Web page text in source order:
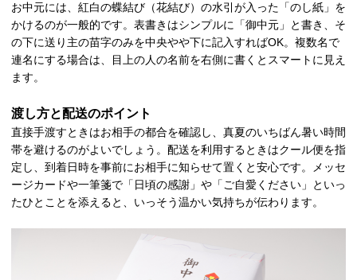
お中元には、紅白の蝶結び（花結び）の水引が入った「のし紙」を
かけるのが一般的です。表書きはシンプルに「御中元」と書き、そ
の下に送り主の苗字のみを中央やや下に記入すればOK。複数名で
連名にする場合は、目上の人の名前を右側に書くとスマートに見え
ます。
渡し方と配送のポイント
直接手渡すときはお相手の都合を確認し、真夏のいちばん暑い時間
帯を避けるのがよいでしょう。配送を利用するときはクール便を指
定し、到着日時を事前にお相手に知らせて置くと安心です。メッセ
ージカードや一筆箋で「日頃の感謝」や「ご自愛ください」といっ
たひとことを添えると、いっそう温かい気持ちが伝わります。